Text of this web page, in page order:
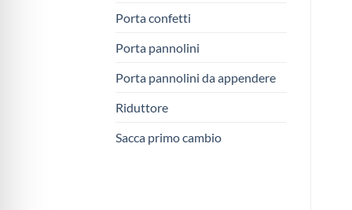
Porta confetti
Porta pannolini
Porta pannolini da appendere
Riduttore
Sacca primo cambio